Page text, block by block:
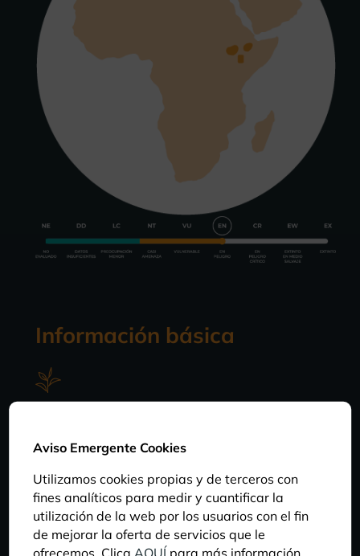
Información básica
ramoneando hojas y frutos de árboles como las
acacias.
HÁBITAT
Aviso Emergente Cookies
Utilizamos cookies propias y de terceros con
fines analíticos para medir y cuantificar la
utilización de la web por los usuarios con el fin
de mejorar la oferta de servicios que le
ofrecemos. Clica AQUÍ para más información.